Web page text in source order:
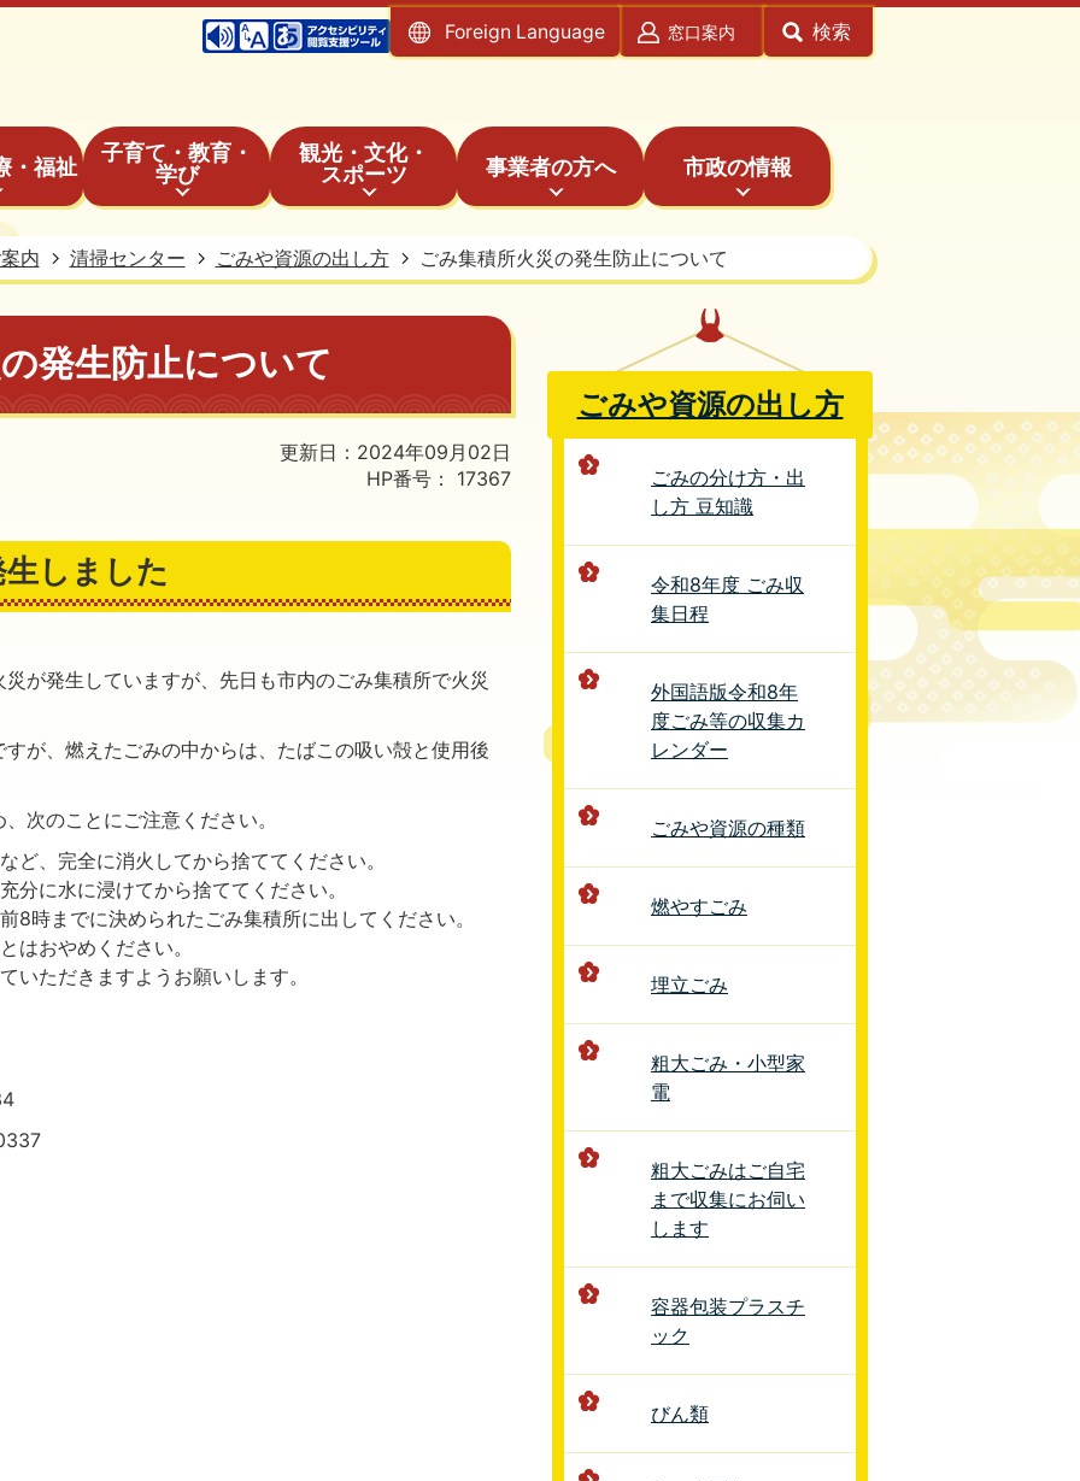
Foreign Language 窓口案内 検索
・福祉
子育て・教育・
学び
観光・文化・
スポーツ
事業者の方へ 市政の情報
内 清掃センター ごみや資源の出し方 ごみ集積所火災の発生防止について
発生防止について
更新日：2024年09月02日
HP番号：
17367
しました
が発生していますが、先日も市内のごみ集積所で火災
が、燃えたごみの中からは、たばこの吸い殻と使用後
次のことにご注意ください。
ど、完全に消火してから捨ててください。
分に水に浸けてから捨ててください。
8時までに決められたごみ集積所に出してください。
はおやめください。
いただきますようお願いします。
ごみや資源の出し方
ごみの分け方・出
し方 豆知識
令和8年度 ごみ収
集日程
外国語版令和8年
度ごみ等の収集カ
レンダー
ごみや資源の種類
燃やすごみ
埋立ごみ
粗大ごみ・小型家
電
粗大ごみはご自宅
まで収集にお伺い
します
容器包装プラスチ
ック
びん類